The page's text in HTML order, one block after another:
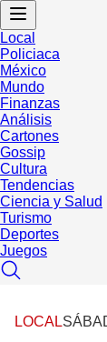
Local
Policiaca
México
Mundo
Finanzas
Análisis
Cartones
Gossip
Cultura
Tendencias
Ciencia y Salud
Turismo
Deportes
Juegos
LOCAL